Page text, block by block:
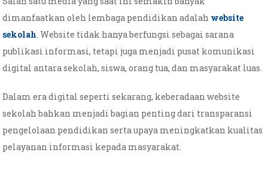
dimanfaatkan oleh lembaga pendidikan adalah website
sekolah. Website tidak hanya berfungsi sebagai sarana
publikasi informasi, tetapi juga menjadi pusat komunikasi
digital antara sekolah, siswa, orang tua, dan masyarakat luas.
Dalam era digital seperti sekarang, keberadaan website
sekolah bahkan menjadi bagian penting dari transparansi
pengelolaan pendidikan serta upaya meningkatkan kualitas
pelayanan informasi kepada masyarakat.